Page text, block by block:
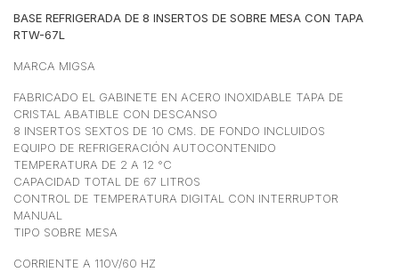
76.7
cm
cantidad
BASE REFRIGERADA DE 8 INSERTOS DE SOBRE MESA CON TAPA
RTW-67L
MARCA MIGSA
FABRICADO EL GABINETE EN ACERO INOXIDABLE TAPA DE
CRISTAL ABATIBLE CON DESCANSO
8 INSERTOS SEXTOS DE 10 CMS. DE FONDO INCLUIDOS
EQUIPO DE REFRIGERACIÓN AUTOCONTENIDO
TEMPERATURA DE 2 A 12 °C
CAPACIDAD TOTAL DE 67 LITROS
CONTROL DE TEMPERATURA DIGITAL CON INTERRUPTOR
MANUAL
TIPO SOBRE MESA
CORRIENTE A 110V/60 HZ